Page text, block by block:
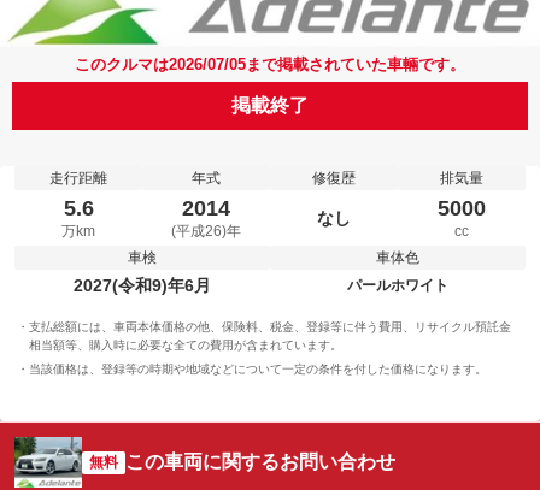
このクルマは2026/07/05まで掲載されていた車輛です。
掲載終了
走行距離
5.6
万km
年式
2014
(平成26)年
修復歴
なし
排気量
5000
cc
車検
2027(令和9)年6月
車体色
パールホワイト
支払総額には、車両本体価格の他、保険料、税金、登録等に伴う費用、リサイクル預託金
相当額等、購入時に必要な全ての費用が含まれています。
当該価格は、登録等の時期や地域などについて一定の条件を付した価格になります。
無料 この車両に関するお問い合わせ